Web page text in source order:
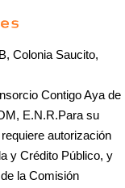
Colonia Saucito,
Contigo Aya de
E.N.R.Para su
autorización
y Crédito Público, y
la Comisión